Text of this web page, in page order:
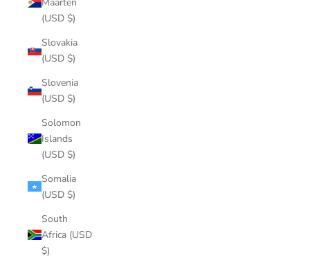
(USD $)
Slovakia
(USD $)
Slovenia
(USD $)
Solomon
Islands
(USD $)
Somalia
(USD $)
South
Africa (USD
$)